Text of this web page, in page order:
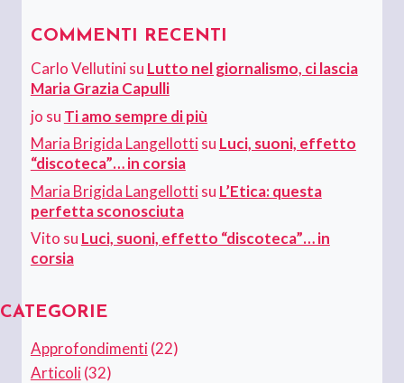
COMMENTI RECENTI
Carlo Vellutinisu Lutto nel giornalismo, ci lascia
Maria Grazia Capulli
jo su Ti amo sempre di più
Maria Brigida Langellottisu Luci, suoni, effetto
“discoteca”… in corsia
Maria Brigida Langellottisu L’Etica: questa
perfetta sconosciuta
Vito su Luci, suoni, effetto “discoteca”… in
corsia
CATEGORIE
Approfondimenti(22)
Articoli(32)